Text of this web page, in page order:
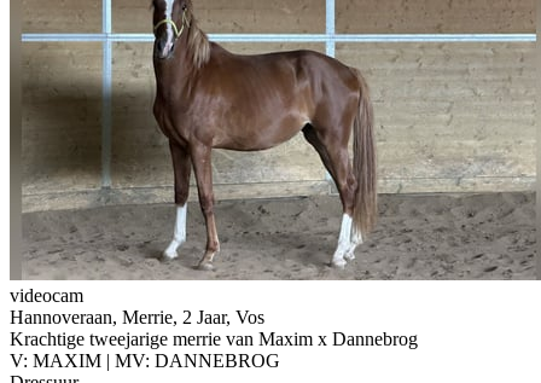
videocam
Hannoveraan, Merrie, 2 Jaar, Vos
Krachtige tweejarige merrie van Maxim x Dannebrog
V: MAXIM | MV: DANNEBROG